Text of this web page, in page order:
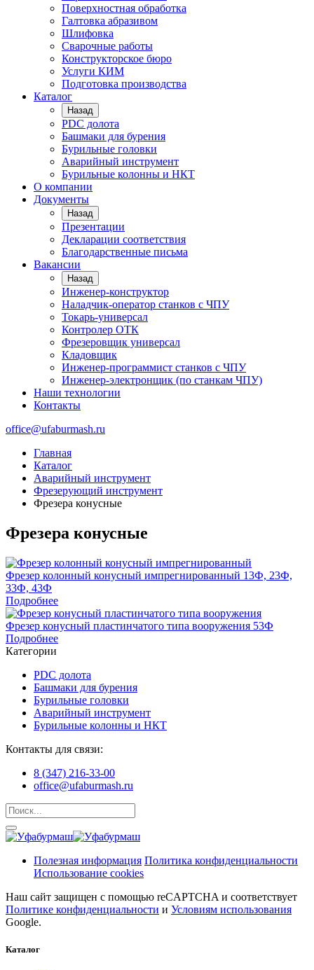
Поверхностная обработка
Галтовка абразивом
Шлифовка
Сварочные работы
Конструкторское бюро
Услуги КИМ
Подготовка производства
Каталог
Назад
PDC долота
Башмаки для бурения
Бурильные головки
Аварийный инструмент
Бурильные колонны и НКТ
О компании
Документы
Назад
Презентации
Декларации соответствия
Благодарственные письма
Вакансии
Назад
Инженер-конструктор
Наладчик-оператор станков с ЧПУ
Токарь-универсал
Контролер ОТК
Фрезеровщик универсал
Кладовщик
Инженер-программист станков с ЧПУ
Инженер-электронщик (по станкам ЧПУ)
Наши технологии
Контакты
office@ufaburmash.ru
Главная
Каталог
Аварийный инструмент
Фрезерующий инструмент
Фрезера конусные
Фрезера конусные
Фрезер колонный конусный импрегнированный 13Ф, 23Ф,
33Ф, 43Ф
Подробнее
Фрезер конусный пластинчатого типа вооружения 53Ф
Подробнее
Категории
PDC долота
Башмаки для бурения
Бурильные головки
Аварийный инструмент
Бурильные колонны и НКТ
Контакты для связи:
8 (347) 216‑33‑00
office@ufaburmash.ru
Полезная информация Политика конфиденциальности
Использование cookies
Наш сайт защищен с помощью reCAPTCHA и соответствует
Политике конфиденциальности и Условиям использования
Google.
Каталог